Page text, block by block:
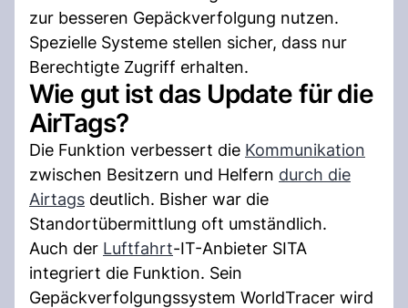
zur besseren Gepäckverfolgung nutzen.
Spezielle Systeme stellen sicher, dass nur
Berechtigte Zugriff erhalten.
Wie gut ist das Update für die
AirTags?
Die Funktion verbessert die Kommunikation
zwischen Besitzern und Helfern durch die
Airtags deutlich. Bisher war die
Standortübermittlung oft umständlich.
Auch der Luftfahrt-IT-Anbieter SITA
integriert die Funktion. Sein
Gepäckverfolgungssystem WorldTracer wird